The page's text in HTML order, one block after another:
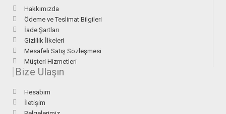
Hakkımızda
Ödeme ve Teslimat Bilgileri
İade Şartları
Gizlilik İlkeleri
Mesafeli Satış Sözleşmesi
Müşteri Hizmetleri
Bize Ulaşın
Hesabım
İletişim